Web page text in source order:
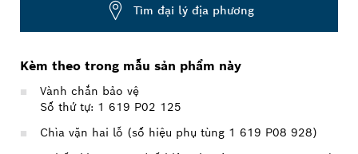
Tìm đại lý địa phương
Kèm theo trong mẫu sản phẩm này
Vành chắn bảo vệ
Số thứ tự: 1 619 P02 125
Chìa vặn hai lỗ (số hiệu phụ tùng 1 619 P08 928)